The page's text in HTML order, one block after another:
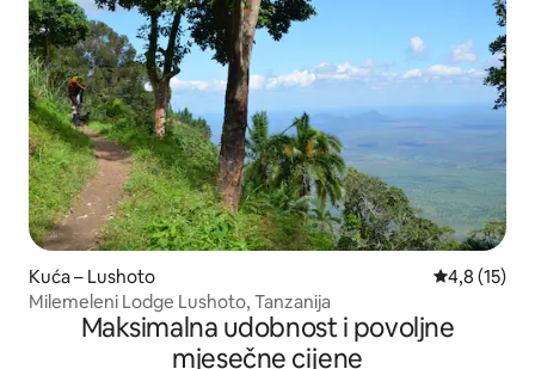
Kuća – Lushoto Prosječna
4,8 (15)
Milemeleni Lodge Lushoto, Tanzanija
Maksimalna udobnost i povoljne
mjesečne cijene